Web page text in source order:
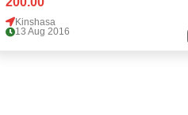
Kinshasa
13 Aug 2016